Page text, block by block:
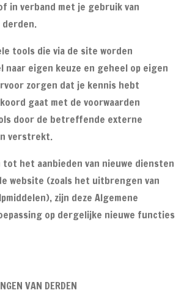
in verband met je gebruik van
tools die via de site worden
naar eigen keuze en geheel op eigen
zorgen dat je kennis hebt
gaat met de voorwaarden
door de betreffende externe
verstrekt.
tot het aanbieden van nieuwe diensten
website (zoals het uitbrengen van
zijn deze Algemene
op dergelijke nieuwe functies
VAN DERDEN